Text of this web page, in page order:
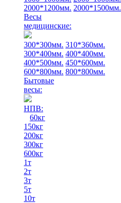
2000*1200мм. 2000*1500мм.
Весы
медицинские:
300*300мм. 310*360мм.
300*400мм. 400*400мм.
400*500мм. 450*600мм.
600*800мм. 800*800мм.
Бытовые
весы:
НПВ:
60кг
150кг
200кг
300кг
600кг
1т
2т
3т
5т
10т